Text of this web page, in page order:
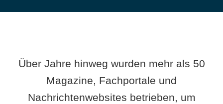
Über Jahre hinweg wurden mehr als 50
Magazine, Fachportale und
Nachrichtenwebsites betrieben, um